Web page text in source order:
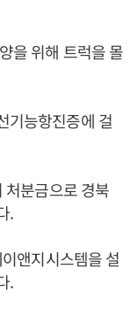
을 위해 트럭을 몰
기능항진증에 걸
처분금으로 경북
.
앤지시스템을 설
.